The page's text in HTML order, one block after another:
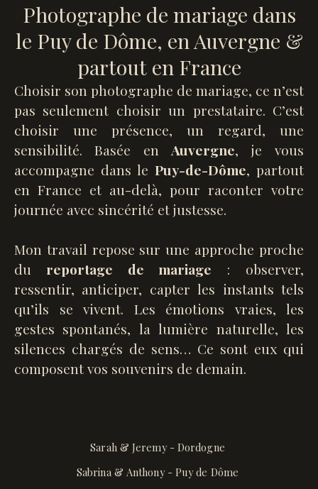
Photographe de mariage dans
le Puy de Dôme, en Auvergne &
partout en France
Choisir son photographe de mariage, ce n’est
pas seulement choisir un prestataire. C’est
choisir une présence, un regard, une
sensibilité. Basée en Auvergne, je vous
accompagne dans le Puy-de-Dôme, partout
en France et au-delà, pour raconter votre
journée avec sincérité et justesse.
Mon travail repose sur une approche proche
du reportage de mariage : observer,
ressentir, anticiper, capter les instants tels
qu’ils se vivent. Les émotions vraies, les
gestes spontanés, la lumière naturelle, les
silences chargés de sens… Ce sont eux qui
composent vos souvenirs de demain.
Sarah & Jeremy - Dordogne
Sabrina & Anthony - Puy de Dôme